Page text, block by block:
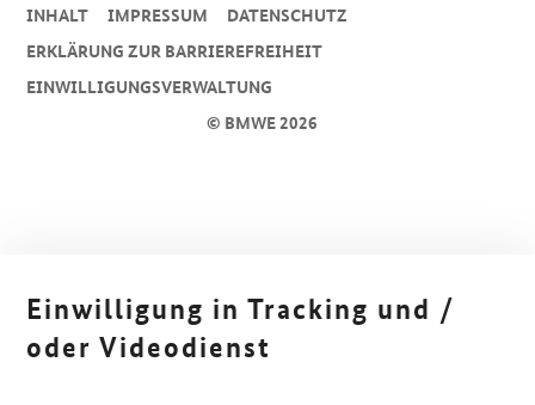
© BMWE 2026
INHALT IMPRESSUM
DA­TEN­SCHUTZ
ERKLÄRUNG ZUR BARRIEREFREIHEIT
EINWILLIGUNGSVERWALTUNG
Einwilligung in Tracking und /
oder Videodienst